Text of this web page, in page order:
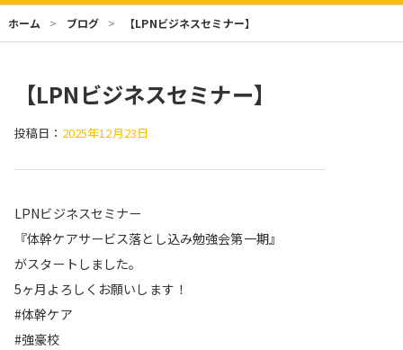
ホーム ブログ 【LPNビジネスセミナー】
【LPNビジネスセミナー】
投稿日： 2025年12月23日
LPNビジネスセミナー
『体幹ケアサービス落とし込み勉強会第一期』
がスタートしました。
5ヶ月よろしくお願いします！
#体幹ケア
#強豪校